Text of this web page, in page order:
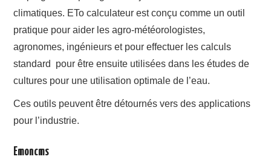
climatiques. ETo calculateur est conçu comme un outil
pratique pour aider les agro-météorologistes,
agronomes, ingénieurs et pour effectuer les calculs
standard pour être ensuite utilisées dans les études de
cultures pour une utilisation optimale de l’eau.
Ces outils peuvent être détournés vers des applications
pour l’industrie.
Emoncms